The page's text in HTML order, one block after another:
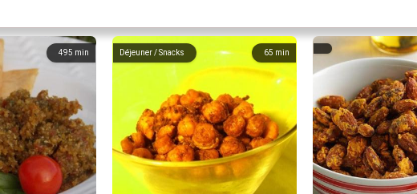
495 min 65 min
Déjeuner / Snacks